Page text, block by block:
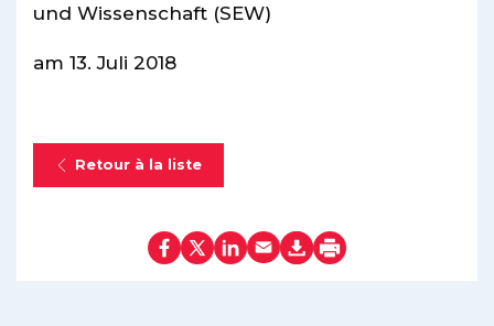
und Wissenschaft (SEW)
am 13. Juli 2018
Retour à la liste